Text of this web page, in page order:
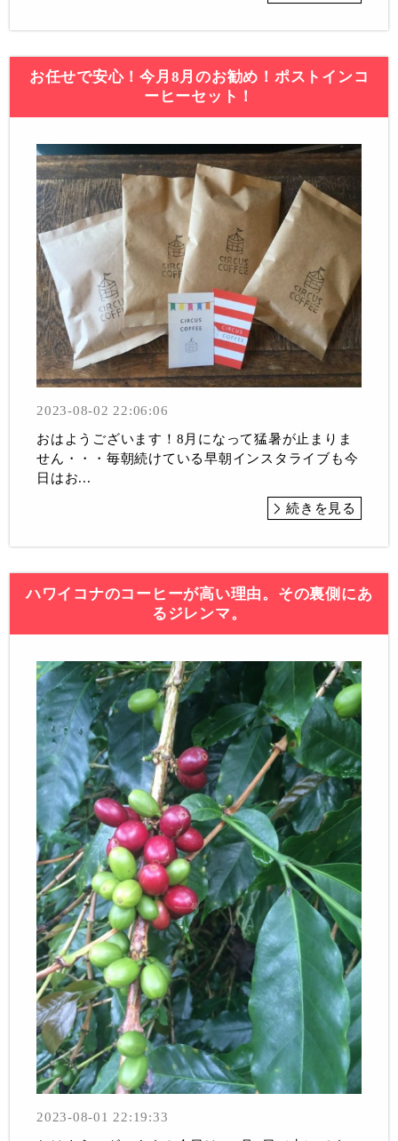
お任せで安心！今月8月のお勧め！ポストインコ
ーヒーセット！
2023-08-02 22:06:06
おはようございます！8月になって猛暑が止まりま
せん・・・毎朝続けている早朝インスタライブも今
日はお...
続きを見る
ハワイコナのコーヒーが高い理由。その裏側にあ
るジレンマ。
2023-08-01 22:19:33